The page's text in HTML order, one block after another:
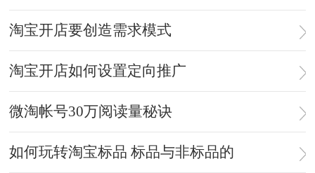
淘宝开店要创造需求模式
淘宝开店如何设置定向推广
微淘帐号30万阅读量秘诀
如何玩转淘宝标品 标品与非标品的